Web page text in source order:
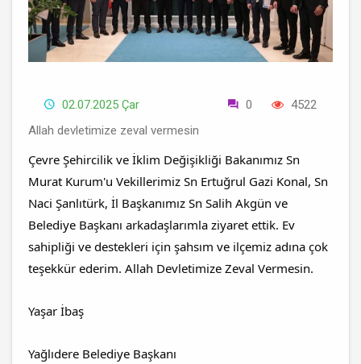
02.07.2025 Çar 0
4522
Allah devletimize zeval vermesin
Çevre Şehircilik ve İklim Değişikliği Bakanımız Sn
Murat Kurum'u Vekillerimiz Sn Ertuğrul Gazi Konal, Sn
Naci Şanlıtürk, İl Başkanımız Sn Salih Akgün ve
Belediye Başkanı arkadaşlarımla ziyaret ettik. Ev
sahipliği ve destekleri için şahsım ve ilçemiz adına çok
teşekkür ederim. Allah Devletimize Zeval Vermesin.
Yaşar İbaş
Yağlıdere Belediye Başkanı